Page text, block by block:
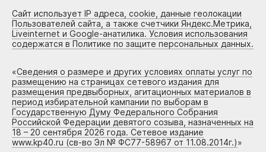
Сайт использует IP адреса, cookie, данные геолокации
Пользователей сайта, а также счетчики Яндекс.Метрика,
Liveinternet и Google-анатилика. Условия использования
содержатся в Политике по защите персональных данных.
«Сведения о размере и других условиях оплаты услуг по
размещению на страницах сетевого издания для
размещения предвыборных, агитационных материалов в
период избирательной кампании по выборам в
Государственную Думу Федерального Собрания
Российской Федерации девятого созыва, назначенных на
18 – 20 сентября 2026 года. Сетевое издание
www.kp40.ru (св-во Эл № ФС77-58967 от 11.08.2014г.)»